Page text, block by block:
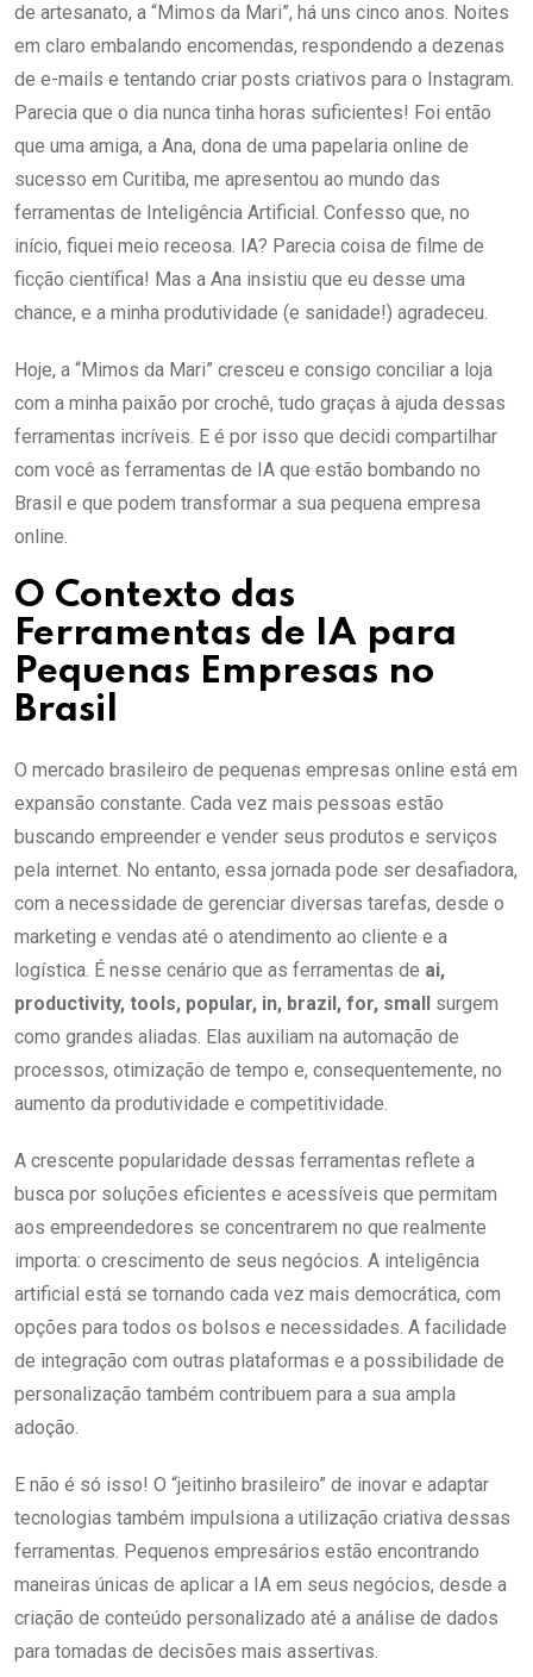
de artesanato, a “Mimos da Mari”, há uns cinco anos. Noites
em claro embalando encomendas, respondendo a dezenas
de e-mails e tentando criar posts criativos para o Instagram.
Parecia que o dia nunca tinha horas suficientes! Foi então
que uma amiga, a Ana, dona de uma papelaria online de
sucesso em Curitiba, me apresentou ao mundo das
ferramentas de Inteligência Artificial. Confesso que, no
início, fiquei meio receosa. IA? Parecia coisa de filme de
ficção científica! Mas a Ana insistiu que eu desse uma
chance, e a minha produtividade (e sanidade!) agradeceu.
Hoje, a “Mimos da Mari” cresceu e consigo conciliar a loja
com a minha paixão por crochê, tudo graças à ajuda dessas
ferramentas incríveis. E é por isso que decidi compartilhar
com você as ferramentas de IA que estão bombando no
Brasil e que podem transformar a sua pequena empresa
online.
O Contexto das
Ferramentas de IA para
Pequenas Empresas no
Brasil
O mercado brasileiro de pequenas empresas online está em
expansão constante. Cada vez mais pessoas estão
buscando empreender e vender seus produtos e serviços
pela internet. No entanto, essa jornada pode ser desafiadora,
com a necessidade de gerenciar diversas tarefas, desde o
marketing e vendas até o atendimento ao cliente e a
logística. É nesse cenário que as ferramentas de ai,
productivity, tools, popular, in, brazil, for, small
surgem
como grandes aliadas. Elas auxiliam na automação de
processos, otimização de tempo e, consequentemente, no
aumento da produtividade e competitividade.
A crescente popularidade dessas ferramentas reflete a
busca por soluções eficientes e acessíveis que permitam
aos empreendedores se concentrarem no que realmente
importa: o crescimento de seus negócios. A inteligência
artificial está se tornando cada vez mais democrática, com
opções para todos os bolsos e necessidades. A facilidade
de integração com outras plataformas e a possibilidade de
personalização também contribuem para a sua ampla
adoção.
E não é só isso! O “jeitinho brasileiro” de inovar e adaptar
tecnologias também impulsiona a utilização criativa dessas
ferramentas. Pequenos empresários estão encontrando
maneiras únicas de aplicar a IA em seus negócios, desde a
criação de conteúdo personalizado até a análise de dados
para tomadas de decisões mais assertivas.